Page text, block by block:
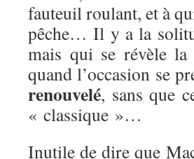
fauteuil roulant, et à
pêche… Il y a la
mais qui se révèle la
quand l’occasion se
renouvelé, sans que
« classique »…
Inutile de dire que